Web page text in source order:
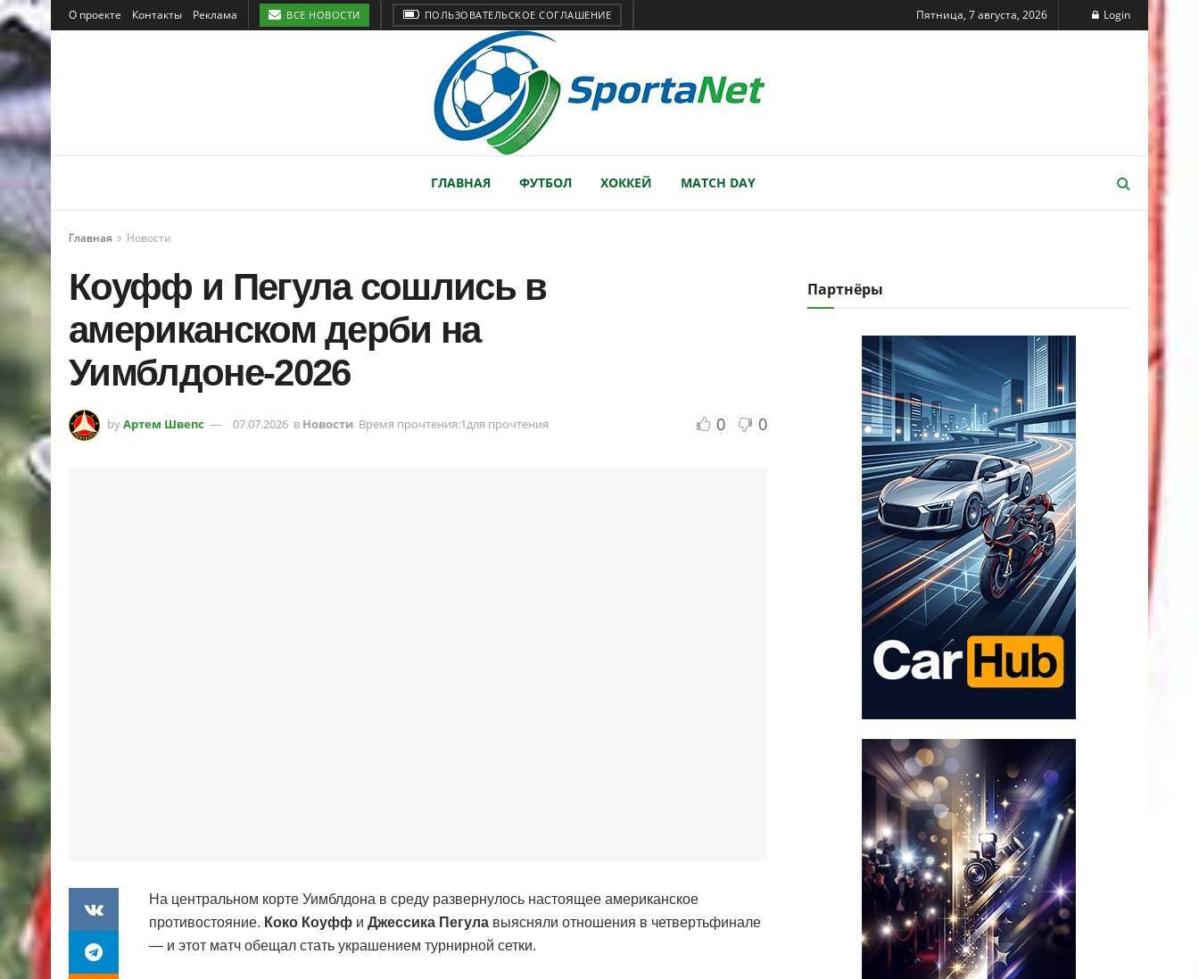
О проекте Контакты Реклама ВСЕ НОВОСТИ ПОЛЬЗОВАТЕЛЬСКОЕ СОГЛАШЕНИЕ Пятница, 7 августа, 2026 Login
ГЛАВНАЯ ФУТБОЛ ХОККЕЙ MATCH DAY
Главная Новости
Коуфф и Пегула сошлись в
американском дерби на
Уимблдоне-2026
byАртем Швепс 07.07.2026 в Новости Время прочтения:1для прочтения 0 0
На центральном корте Уимблдона в среду развернулось настоящее американское
противостояние. Коко Коуфф и Джессика Пегула выясняли отношения в четвертьфинале
— и этот матч обещал стать украшением турнирной сетки.
Партнёры